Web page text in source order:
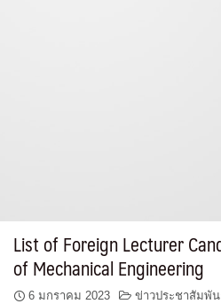
List of Foreign Lecturer
of Mechanical Engineering
6 มกราคม 2023 ข่าวประชาสัมพั